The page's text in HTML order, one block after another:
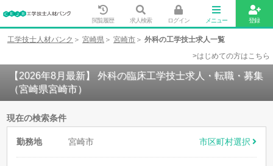
閲覧履歴 求人検索 ログイン メニュー 登録
工学技士人材バンク 宮崎県 宮崎市
外科の工学技士求人一覧
>はじめての方はこちら
【2026年8月最新】 外科の臨床工学技士求人・転職・募集
（宮崎県宮崎市）
現在の検索条件
勤務地 宮崎市 市区町村選択